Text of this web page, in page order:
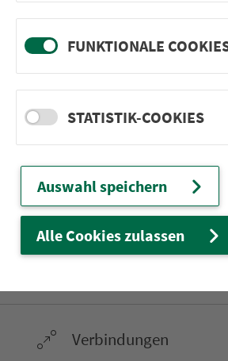
Sorg (b. Mistelgau)
Frankenhaag
Ver­kehrs­ver­bund
Nürn­berg
22.000
Ver­bin­dungen
FUNKTIONALE
STATISTIK-COOKIES
Auswahl speichern
Alle Cookies zulassen